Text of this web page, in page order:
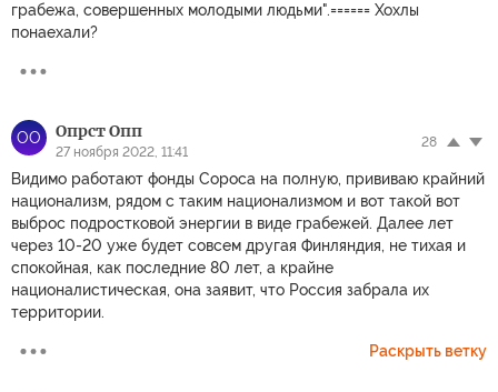
грабежа, совершенных молодыми людьми".====== Хохлы
понаехали?
ОО Опрст Опп
27 ноября 2022, 11:41
28
Видимо работают фонды Сороса на полную, прививаю крайний
национализм, рядом с таким национализмом и вот такой вот
выброс подростковой энергии в виде грабежей. Далее лет
через 10-20 уже будет совсем другая Финляндия, не тихая и
спокойная, как последние 80 лет, а крайне
националистическая, она заявит, что Россия забрала их
территории.
Раскрыть ветку